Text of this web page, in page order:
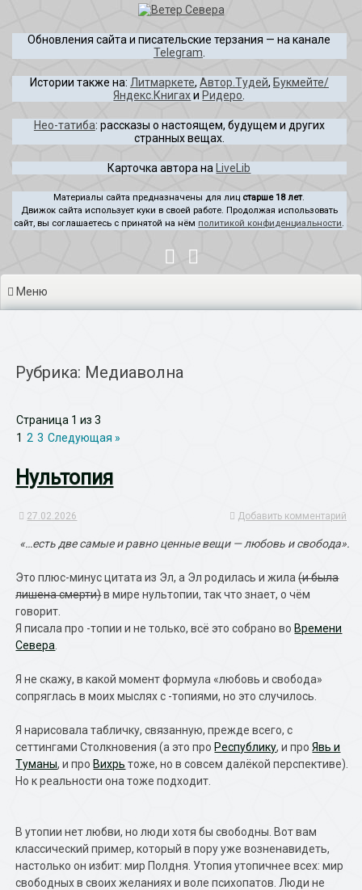
содержимому
Обновления сайта и писательские терзания — на канале
Telegram
Истории также на: Литмаркете, Автор.Тудей, Букмейте/
Яндекс.Книгахи Ридеро
Нео-татиба: рассказы о настоящем, будущем и других
странных вещах.
Карточка автора на LiveLib
Материалы сайта предназначены для лиц старше 18 лет.
Движок сайта использует куки в своей работе. Продолжая использовать
сайт, вы соглашаетесь с принятой на нём политикой конфиденциальности.
Меню
Рубрика: Медиаволна
Страница 1 из 3
1 2 3 Следующая »
Нультопия
27.02.2026 Добавить комментарий
«…есть две самые и равно ценные вещи — любовь и свобода».
Это плюс-минус цитата из Эл, а Эл родилась и жила(и была
лишена смерти)в мире нультопии, так что знает, о чём
говорит.
Я писала про -топии и не только, всё это собрано во Времени
Севера
Я не скажу, в какой момент формула «любовь и свобода»
сопряглась в моих мыслях с -топиями, но это случилось.
Я нарисовала табличку, связанную, прежде всего, с
сеттингами Столкновения (а это про Республику, и проЯвь и
Туманы, и про Вихрь тоже, но в совсем далёкой перспективе).
Но к реальности она тоже подходит.
В утопии нет любви, но люди хотя бы свободны. Вот вам
классический пример, который в пору уже возненавидеть,
настолько он избит: мир Полдня. Утопия утопичнее всех: мир
свободных в своих желаниях и воле психопатов. Люди не